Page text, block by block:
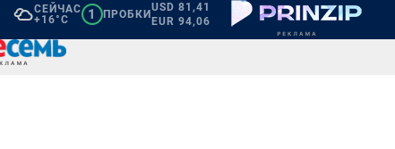
СЕЙЧАС
+16°C
1 ПРОБКИ
USD 81,41
EUR 94,06